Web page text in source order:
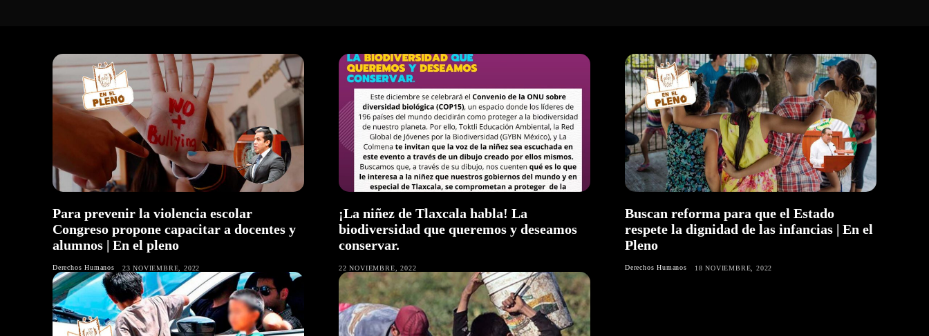
Para prevenir la violencia escolar
Congreso propone capacitar a docentes y
alumnos | En el pleno
Derechos Humanos 23 NOVIEMBRE, 2022
¡La niñez de Tlaxcala habla! La
biodiversidad que queremos y deseamos
conservar.
22 NOVIEMBRE, 2022
Buscan reforma para que el Estado
respete la dignidad de las infancias | En el
Pleno
Derechos Humanos 18 NOVIEMBRE, 2022